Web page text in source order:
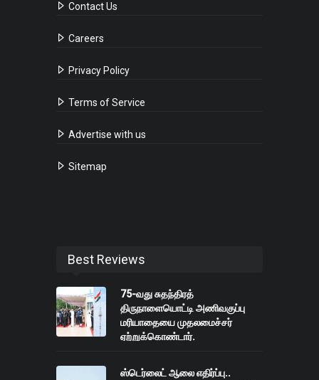
Contact Us
Careers
Privacy Policy
Terms of Service
Advertise with us
Sitemap
Best Reviews
75-வது சுதந்திரத்
திருநாளையொட்டி அணிவகுப்பு
மரியாதையை முதலமைச்சர்
ஏற்றுக்கொண்டார்.
ஸ்டெர்லைட் ஆலை எதிர்ப்பு..